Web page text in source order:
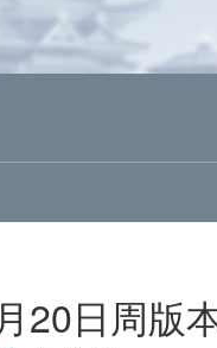
20日周版